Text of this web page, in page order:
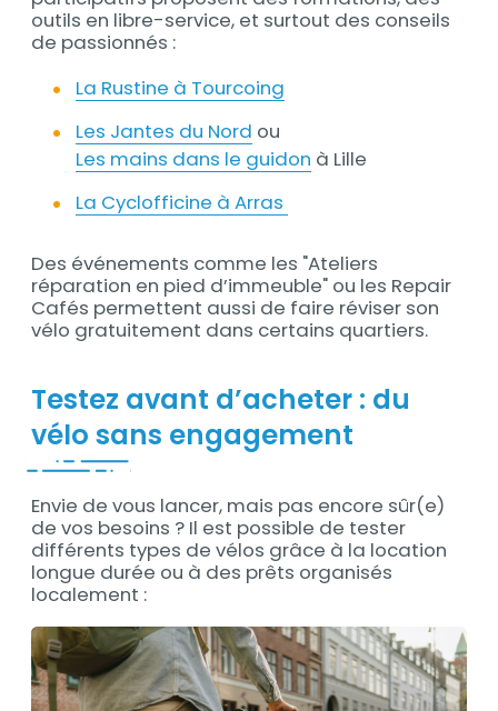
outils en libre-service, et surtout des conseils
de passionnés :
La Rustine à Tourcoing
Les Jantes du Nord ou
Les mains dans le guidon à Lille
La Cyclofficine à Arras
Des événements comme les "Ateliers
réparation en pied d’immeuble" ou les Repair
Cafés permettent aussi de faire réviser son
vélo gratuitement dans certains quartiers.
Testez avant d’acheter : du
vélo sans engagement
Envie de vous lancer, mais pas encore sûr(e)
de vos besoins ? Il est possible de tester
différents types de vélos grâce à la location
longue durée ou à des prêts organisés
localement :